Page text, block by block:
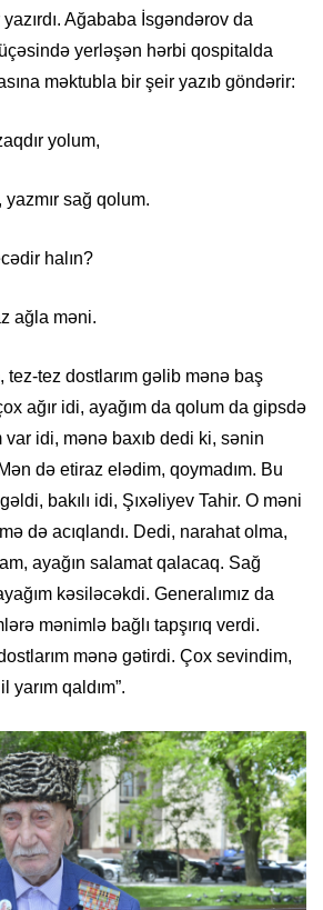
Ağababa İsgəndərov da
yerləşən hərbi qospitalda
məktubla bir şeir yazıb göndərir:
yolum,
yazmır sağ qolum.
halın?
ağla məni.
tez-tez dostlarım gəlib mənə baş
ağır idi, ayağım da qolum da gipsdə
idi, mənə baxıb dedi ki, sənin
də etiraz elədim, qoymadım. Bu
bakılı idi, Şıxəliyev Tahir. O məni
də acıqlandı. Dedi, narahat olma,
ayağın salamat qalacaq. Sağ
kəsiləcəkdi. Generalımız da
mənimlə bağlı tapşırıq verdi.
mənə gətirdi. Çox sevindim,
qaldım”.